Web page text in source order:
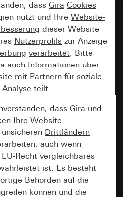
16 A 250
(Safety Plus)
C
dass Gira Cookies
nutzt und Ihre Website-
dieser Website
Nutzerprofils zur Anzeige
verarbeitet. Bitte
auch Informationen über
mit Partnern für soziale
teilt.
dass Gira und
Ihre Website-
Drittländern
auch wenn
Recht vergleichbares
ist. Es besteht
Behörden auf die
können und die